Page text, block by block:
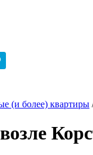
(и более) квартиры